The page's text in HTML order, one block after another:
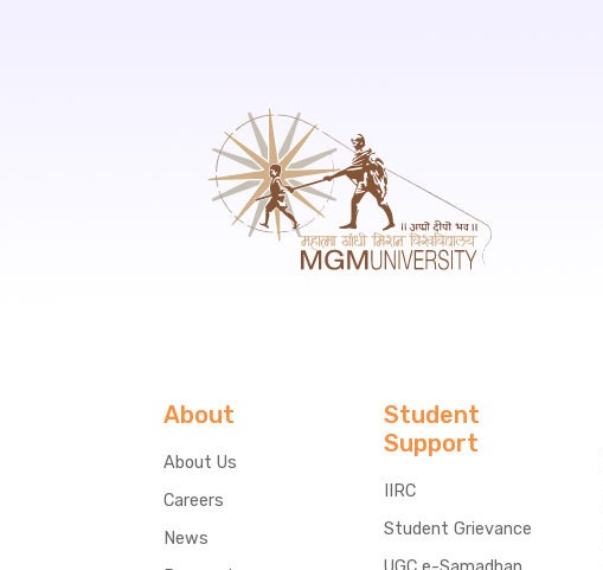
About
About Us
Careers
News
Student
Support
IIRC
Student Grievance